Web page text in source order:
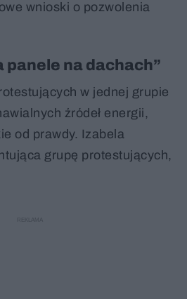
wnioski o pozwolenia
panele na dachach”
w jednej grupie
źródeł energii,
od prawdy. Izabela
grupę protestujących,